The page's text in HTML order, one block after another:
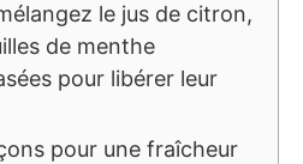
le jus de citron,
de menthe
pour libérer leur
pour une fraîcheur